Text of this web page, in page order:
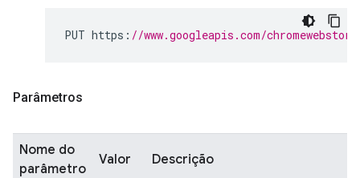
PUT https : //www.googleapis.com/
Parâmetros
Nome do
parâmetro
Valor Descrição